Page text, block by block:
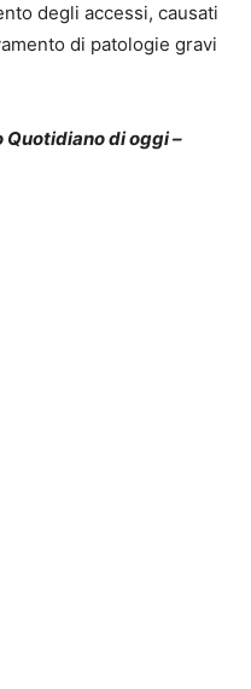
degli accessi, causati
di patologie gravi
Quotidiano di oggi –